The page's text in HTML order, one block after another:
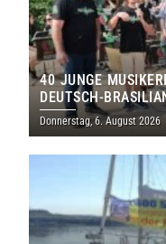
40 JUNGE
DEUTSCH-
THOLEY
Donnerstag, 6. August 2026